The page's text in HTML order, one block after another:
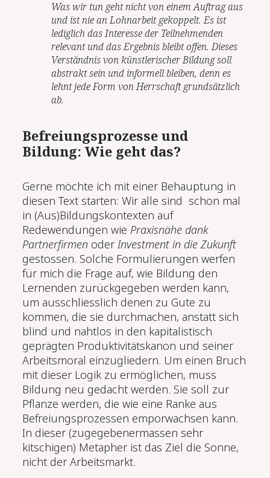
Was wir tun geht nicht von einem Auftrag aus
und ist nie an Lohnarbeit gekoppelt. Es ist
lediglich das Interesse der Teilnehmenden
relevant und das Ergebnis bleibt offen. Dieses
Verständnis von künstlerischer Bildung soll
abstrakt sein und informell bleiben, denn es
lehnt jede Form von Herrschaft grundsätzlich
ab.
Befreiungsprozesse und
Bildung: Wie geht das?
Gerne möchte ich mit einer Behauptung in
diesen Text starten: Wir alle sind schon mal
in (Aus)Bildungskontexten auf
Redewendungen wie Praxisnähe dank
Partnerfirmen oderInvestment in die Zukunft
gestossen. Solche Formulierungen werfen
für mich die Frage auf, wie Bildung den
Lernenden zurückgegeben werden kann,
um ausschliesslich denen zu Gute zu
kommen, die sie durchmachen, anstatt sich
blind und nahtlos in den kapitalistisch
geprägten Produktivitätskanon und seiner
Arbeitsmoral einzugliedern. Um einen Bruch
mit dieser Logik zu ermöglichen, muss
Bildung neu gedacht werden. Sie soll zur
Pflanze werden, die wie eine Ranke aus
Befreiungsprozessen emporwachsen kann.
In dieser (zugegebenermassen sehr
kitschigen) Metapher ist das Ziel die Sonne,
nicht der Arbeitsmarkt.